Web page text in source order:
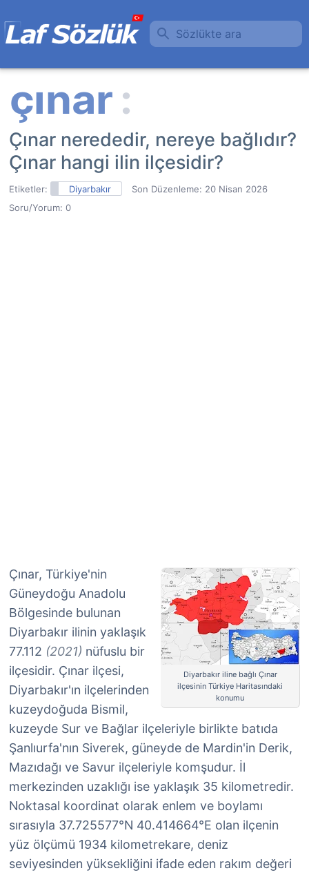
Sözlükte ara
Çınar nerededir, nereye bağlıdır?
Çınar hangi ilin ilçesidir?
Etiketler: Diyarbakır Son Düzenleme: 20 Nisan 2026
Soru/Yorum: 0
Diyarbakır iline bağlı Çınar
ilçesinin Türkiye Haritasındaki
konumu
Çınar, Türkiye'nin
Güneydoğu Anadolu
Bölgesinde bulunan
Diyarbakır ilinin yaklaşık
77.112 (2021) nüfuslu bir
ilçesidir. Çınar ilçesi,
Diyarbakır'ın ilçelerinden
kuzeydoğuda Bismil,
kuzeyde Sur ve Bağlar ilçeleriyle birlikte batıda
Şanlıurfa'nın Siverek, güneyde de Mardin'in Derik,
Mazıdağı ve Savur ilçeleriyle komşudur. İl
merkezinden uzaklığı ise yaklaşık 35 kilometredir.
Noktasal koordinat olarak enlem ve boylamı
sırasıyla 37.725577°N 40.414664°E olan ilçenin
yüz ölçümü 1934 kilometrekare, deniz
seviyesinden yüksekliğini ifade eden rakım değeri